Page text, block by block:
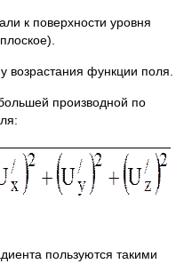
к поверхности уровня
возрастания функции поля.
производной по
пользуются такими